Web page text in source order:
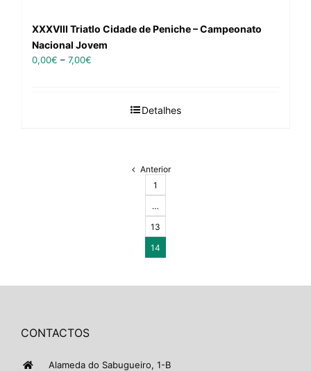
XXXVIII Triatlo Cidade de Peniche – Campeonato
Nacional Jovem
0,00€ – 7,00€
Detalhes
Anterior
1
…
13
14
CONTACTOS
Alameda do Sabugueiro, 1-B